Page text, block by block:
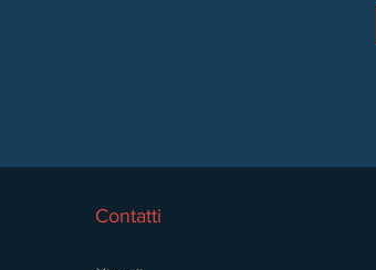
Contatti